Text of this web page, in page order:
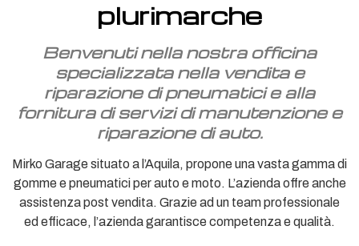
plurimarche
Benvenuti nella nostra officina
specializzata nella vendita e
riparazione di pneumatici e alla
fornitura di servizi di manutenzione e
riparazione di auto.
Mirko Garage situato a l’Aquila, propone una vasta gamma di
gomme e pneumatici per auto e moto. L’azienda offre anche
assistenza post vendita. Grazie ad un team professionale
ed efficace, l’azienda garantisce competenza e qualità.